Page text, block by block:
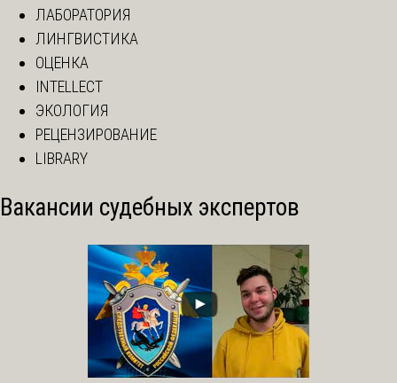
ЛАБОРАТОРИЯ
ЛИНГВИСТИКА
ОЦЕНКА
INTELLECT
ЭКОЛОГИЯ
РЕЦЕНЗИРОВАНИЕ
LIBRARY
Вакансии судебных экспертов